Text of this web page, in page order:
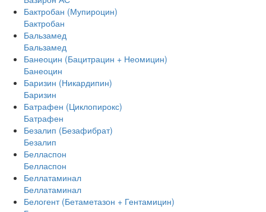
Бактробан (Мупироцин)
Бактробан
Бальзамед
Бальзамед
Банеоцин (Бацитрацин + Неомицин)
Банеоцин
Баризин (Никардипин)
Баризин
Батрафен (Циклопирокс)
Батрафен
Безалип (Безафибрат)
Безалип
Белласпон
Белласпон
Беллатаминал
Беллатаминал
Белогент (Бетаметазон + Гентамицин)